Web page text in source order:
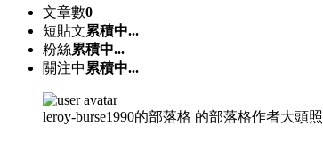
文章數0
短貼文累積中...
粉絲累積中...
關注中 累積中...
leroy-burse1990的部落格 的部落格作者大頭照